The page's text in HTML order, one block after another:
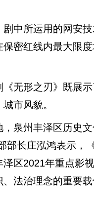
所运用的网安技
密红线内最大限
形之刃》既展示
市风貌。
州丰泽区历史文
部长庄泓鸿表示，
区2021年重点影
法治理念的重要